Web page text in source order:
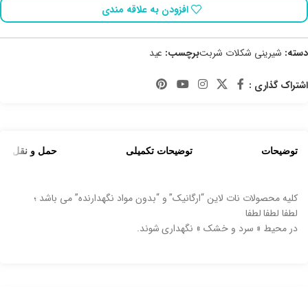
افزودن به علاقه مندی
دسته: شیرینی شکلات شربتبرچسب: عید
اشتراک گذاری :
توضیحات توضیحات تکمیلی حمل و نقل
کلیه محصولات نات لاین “ارگانیک” و “بدون مواد نگهدارنده” می باشد ؛
لطفا لطفا لطفا
در محیط « سرد و خشک » نگهداری شوند.